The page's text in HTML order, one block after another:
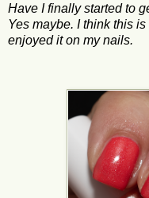
Have I finally started to
Yes maybe. I think this
enjoyed it on my nails.